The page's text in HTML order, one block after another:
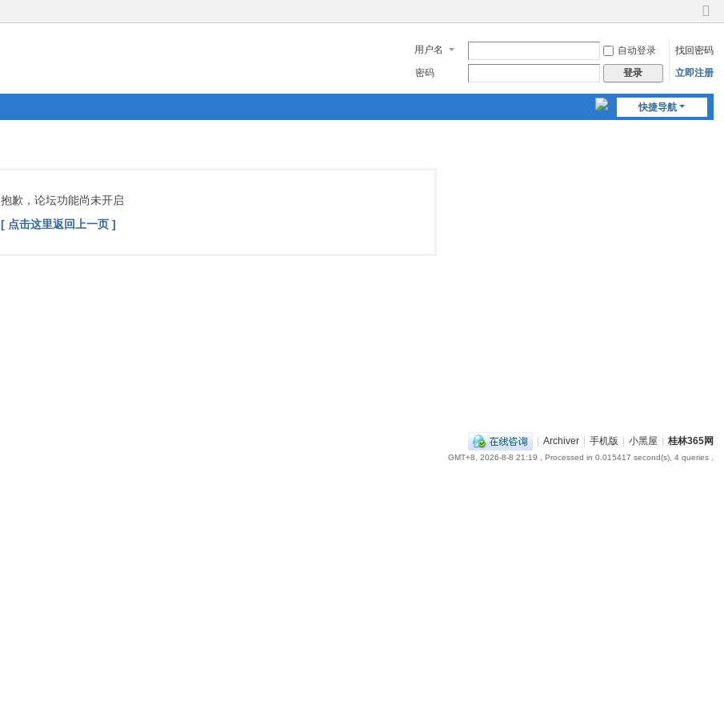
切
到
窄
用户名 自动登录
找回密码
密码
登录 立即注册
快捷导航
抱歉，论坛功能尚未开启
[ 点击这里返回上一页 ]
| Archiver | 手机版 | 小黑屋 | 桂林365网
GMT+8, 2026-8-8 21:19 , Processed in 0.015417 second(s), 4 queries .